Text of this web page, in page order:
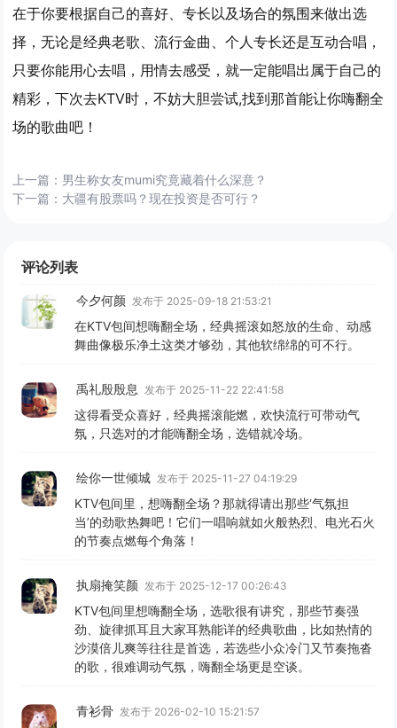
在于你要根据自己的喜好、专长以及场合的氛围来做出选
择，无论是经典老歌、流行金曲、个人专长还是互动合唱，
只要你能用心去唱，用情去感受，就一定能唱出属于自己的
精彩，下次去KTV时，不妨大胆尝试,找到那首能让你嗨翻全
场的歌曲吧！
上一篇： 男生称女友mumi究竟藏着什么深意？
下一篇： 大疆有股票吗？现在投资是否可行？
评论列表
今夕何颜 发布于 2025-09-18 21:53:21
在KTV包间想嗨翻全场，经典摇滚如怒放的生命、动感
舞曲像极乐净土这类才够劲，其他软绵绵的可不行。
禹礼殷殷息 发布于 2025-11-22 22:41:58
这得看受众喜好，经典摇滚能燃，欢快流行可带动气
氛，只选对的才能嗨翻全场，选错就冷场。
绘你一世倾城 发布于 2025-11-27 04:19:29
KTV包间里，想嗨翻全场？那就得请出那些‘气氛担
当’的劲歌热舞吧！它们一唱响就如火般热烈、电光石火
的节奏点燃每个角落！
执扇掩笑颜 发布于 2025-12-17 00:26:43
KTV包间里想嗨翻全场，选歌很有讲究，那些节奏强
劲、旋律抓耳且大家耳熟能详的经典歌曲，比如热情的
沙漠倍儿爽等往往是首选，若选些小众冷门又节奏拖沓
的歌，很难调动气氛，嗨翻全场更是空谈。
青衫骨 发布于 2026-02-10 15:21:57